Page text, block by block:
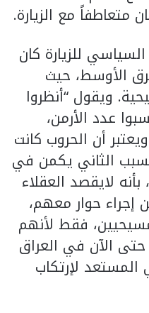
متعاطفاً مع الزيارة.
للزيارة كان
الأوسط، حيث
ويقول “أنظروا
عدد الأرمن،
أن الحروب كانت
الثاني يكمن في
لايقصد العقلاء
إجراء حوار معهم،
فقط لأنهم
الآن في العراق
المستعد لإرتكاب